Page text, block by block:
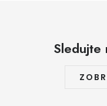
Sledujte